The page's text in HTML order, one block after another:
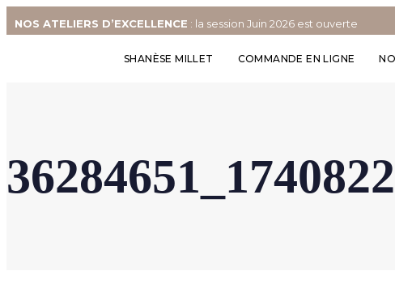
NOS ATELIERS D’EXCELLENCE : la session Juin 2026 est ouverte
SHANÈSE MILLET COMMANDE EN LIGNE